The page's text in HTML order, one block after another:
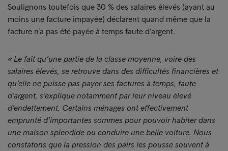
Soulignons toutefois que 30 % des salaires élevés (ayant au
moins une facture impayée) déclarent quand même que la
facture n’a pas été payée à temps faute d’argent.
« Le fait qu’une partie de la classe moyenne, voire des
salaires élevés, se retrouve dans des difficultés financières et
qu’elle ne puisse pas payer ses factures à temps, faute
d’argent, s’explique notamment par leur niveau élevé
d’endettement. Certains ménages ont effectivement
emprunté d’importantes sommes pour pouvoir habiter dans
une maison splendide ou conduire une belle voiture. Nous
constatons que la pression des pairs les pousse souvent à